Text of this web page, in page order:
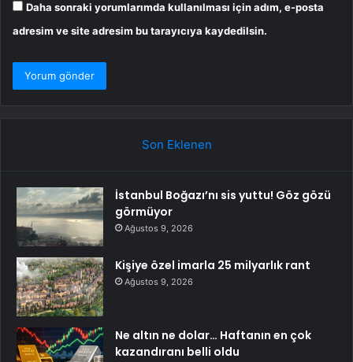
Daha sonraki yorumlarımda kullanılması için adım, e-posta
adresim ve site adresim bu tarayıcıya kaydedilsin.
Son Eklenen
İstanbul Boğazı’nı sis yuttu! Göz gözü
görmüyor
Ağustos 9, 2026
Kişiye özel imarla 25 milyarlık rant
Ağustos 9, 2026
Ne altın ne dolar… Haftanın en çok
kazandıranı belli oldu